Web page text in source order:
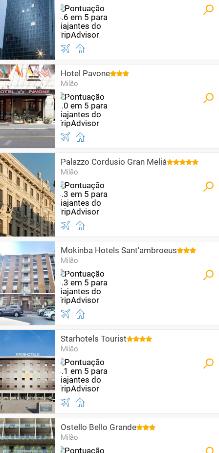
Hotel Pavone
Milão
Palazzo Cordusio Gran Meliá
Milão
Mokinba Hotels Sant'ambroeus
Milão
Starhotels Tourist
Milão
Ostello Bello Grande
Milão